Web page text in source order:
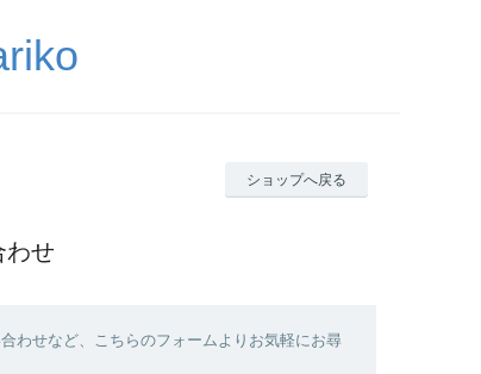
ショップへ戻る
わせ
わせなど、こちらのフォームよりお気軽にお尋